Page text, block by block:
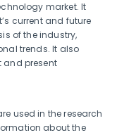
market. It
current and future
of the industry,
trends. It also
and present
used in the research
about the